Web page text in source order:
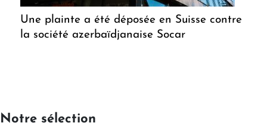
Une plainte a été déposée en Suisse contre
la société azerbaïdjanaise Socar
Notre sélection